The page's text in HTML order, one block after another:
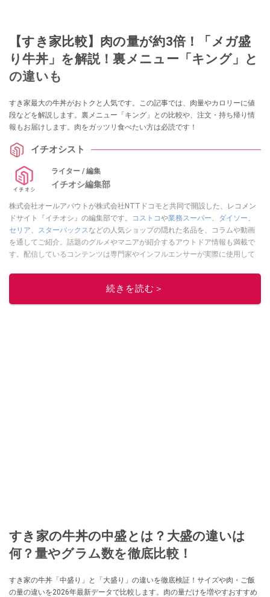
【すき家比較】肉の量が約3倍！「メガ盛
り牛丼」を解説！裏メニュー「キング」と
の違いも
すき家最大の牛丼がおトクと人気です。この記事では、肉量やカロリーに値
段などを解説します。裏メニュー「キング」との比較や、注文・持ち帰り情
報もお届けします。肉をガッツリ食べたい方は必読です！
イチオシスト
ライター / 編集
イチオシ編集部
株式会社オールアバウトが株式会社NTTドコモと共同で開設した、レコメン
ドサイト『イチオシ』の編集部です。
コストコや業務スーパー、 ダイソー、
セリア、 スターバックスなどの人気ショップの隠れた名品を、コラムや動画
を通してご紹介。話題のグルメやマニアが紹介するアウトドア情報も満載で
す。配信しているコンテンツは専門家やインフルエンサーが実際に使用して
ニュースでフォロー
続きを読む＞
すき家の牛丼の中盛とは？大盛の違いは
何？量やグラム数を徹底比較！
すき家の牛丼「中盛り」と「大盛り」の違いを徹底検証！サイズや肉・ご飯
の量の違いを2026年最新データで比較します。肉の量だけを増やすおすすめ